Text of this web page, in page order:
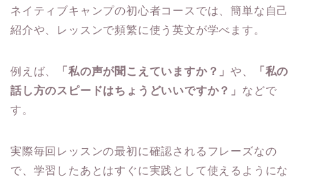
ネイティブキャンプの初心者コースでは、簡単な自己
紹介や、レッスンで頻繁に使う英文が学べます。
例えば、 「私の声が聞こえていますか？」や、
「私の
話し方のスピードはちょうどいいですか？」 などで
す。
実際毎回レッスンの最初に確認されるフレーズなの
で、学習したあとはすぐに実践として使えるようにな